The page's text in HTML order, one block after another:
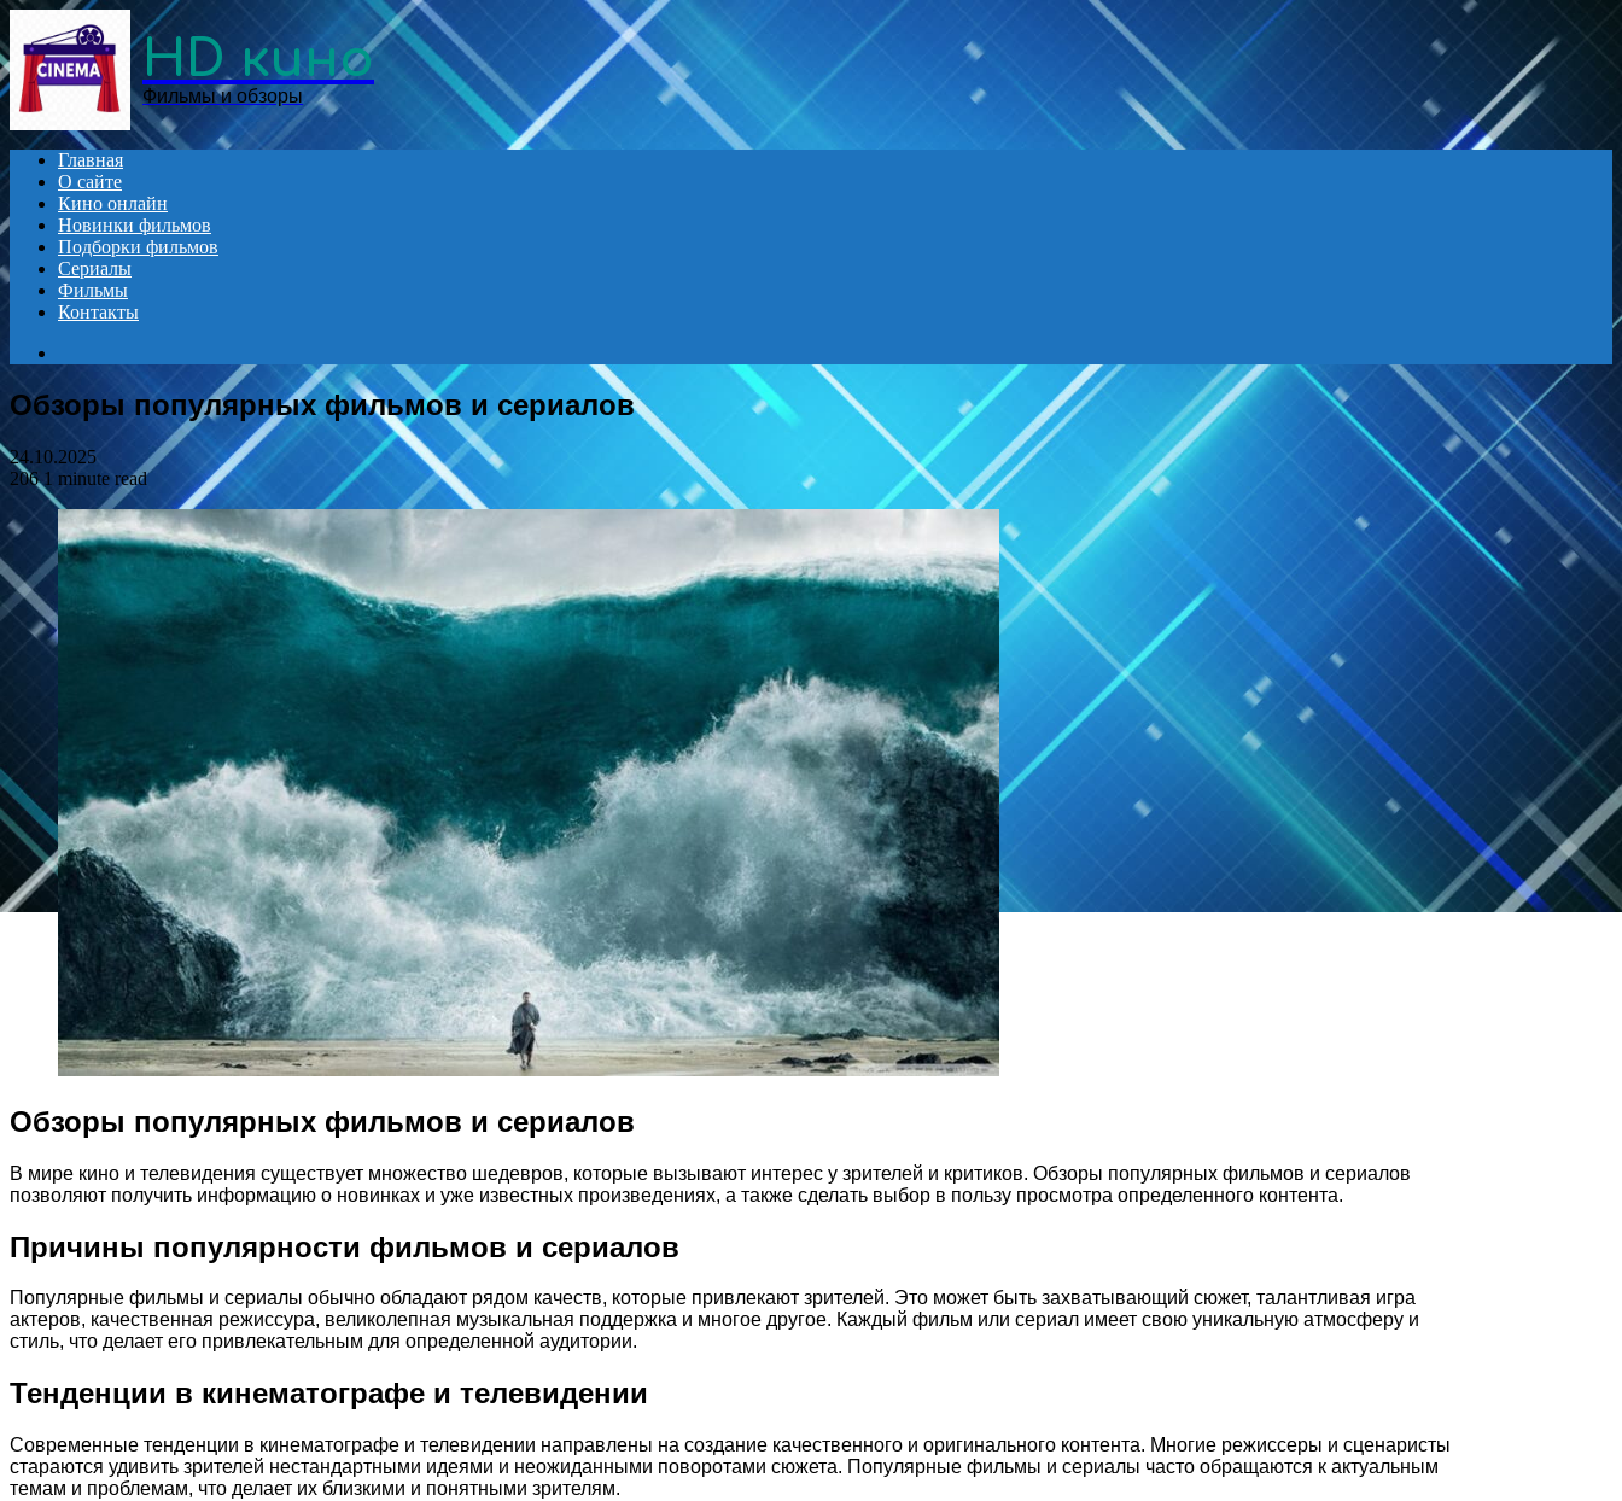
HD кино
Фильмы и обзоры
Главная
О сайте
Кино онлайн
Новинки фильмов
Подборки фильмов
Сериалы
Фильмы
Контакты
for
Обзоры популярных фильмов и сериалов
24.10.2025
2061 minute read
Обзоры популярных фильмов и сериалов
В мире кино и телевидения существует множество шедевров, которые вызывают интерес у зрителей и критиков. Обзоры популярных фильмов и сериалов
позволяют получить информацию о новинках и уже известных произведениях, а также сделать выбор в пользу просмотра определенного контента.
Причины популярности фильмов и сериалов
Популярные фильмы и сериалы обычно обладают рядом качеств, которые привлекают зрителей. Это может быть захватывающий сюжет, талантливая игра
актеров, качественная режиссура, великолепная музыкальная поддержка и многое другое. Каждый фильм или сериал имеет свою уникальную атмосферу и
стиль, что делает его привлекательным для определенной аудитории.
Тенденции в кинематографе и телевидении
Современные тенденции в кинематографе и телевидении направлены на создание качественного и оригинального контента. Многие режиссеры и сценаристы
стараются удивить зрителей нестандартными идеями и неожиданными поворотами сюжета. Популярные фильмы и сериалы часто обращаются к актуальным
темам и проблемам, что делает их близкими и понятными зрителям.